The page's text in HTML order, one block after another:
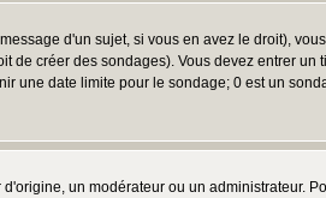
d'un sujet, si vous en avez le droit),
créer des sondages). Vous devez entrer
une date limite pour le sondage; 0 est un
un modérateur ou un administrateur.